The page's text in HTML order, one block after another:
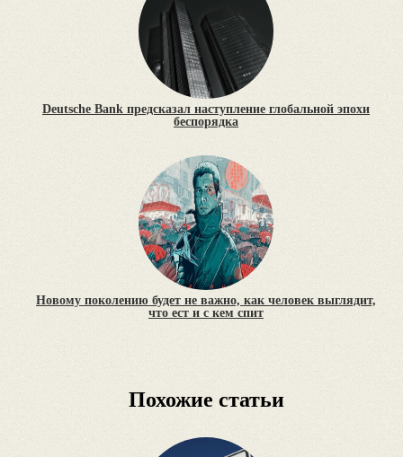
Deutsche Bank предсказал наступление глобальной эпохи
беспорядка
Новому поколению будет не важно, как человек выглядит,
что ест и с кем спит
Похожие статьи